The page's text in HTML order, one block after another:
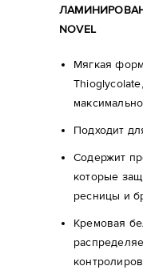
NOVEL
Мягкая
Подходит
Содержит
которые
ресницы и
Кремовая